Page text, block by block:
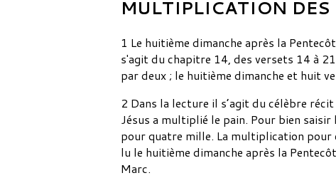
MULTIPLICATION DES
1 Le huitième dimanche après la
s'agit du chapitre 14, des versets 14 à
par deux ; le huitième dimanche et huit
2 Dans la lecture il s’agit du célèbre
Jésus a multiplié le pain. Pour bien
pour quatre mille. La multiplication pour
lu le huitième dimanche après la
Marc.